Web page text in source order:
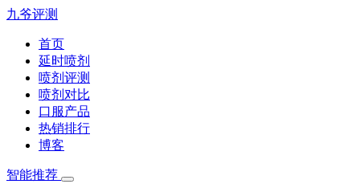
九爷评测
首页
延时喷剂
喷剂评测
喷剂对比
口服产品
热销排行
博客
智能推荐